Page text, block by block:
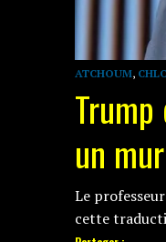
ATCHOUM,
un
Le
cette